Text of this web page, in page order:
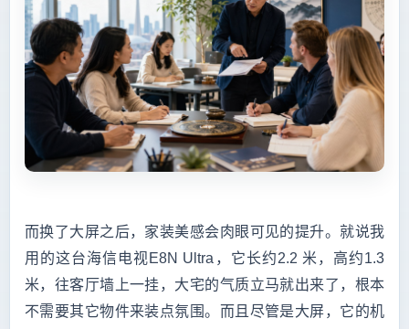
而换了大屏之后，家装美感会肉眼可见的提升。就说我
用的这台海信电视E8N Ultra，它长约2.2 米，高约1.3
米，往客厅墙上一挂，大宅的气质立马就出来了，根本
不需要其它物件来装点氛围。而且尽管是大屏，它的机